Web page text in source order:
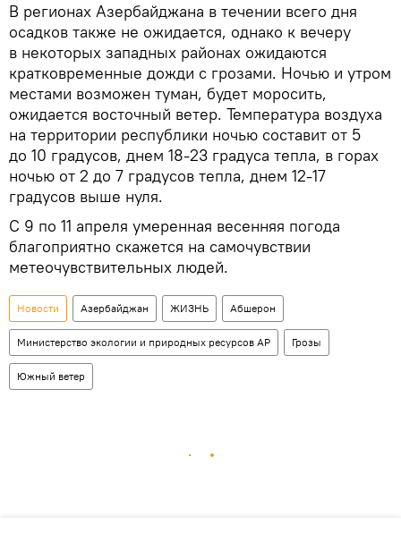
В регионах Азербайджана в течении всего дня
осадков также не ожидается, однако к вечеру
в некоторых западных районах ожидаются
кратковременные дожди с грозами. Ночью и утром
местами возможен туман, будет моросить,
ожидается восточный ветер. Температура воздуха
на территории республики ночью составит от 5
до 10 градусов, днем 18-23 градуса тепла, в горах
ночью от 2 до 7 градусов тепла, днем 12-17
градусов выше нуля.
С 9 по 11 апреля умеренная весенняя погода
благоприятно скажется на самочувствии
метеочувствительных людей.
Новости Азербайджан ЖИЗНЬ Абшерон
Министерство экологии и природных ресурсов АР Грозы
Южный ветер